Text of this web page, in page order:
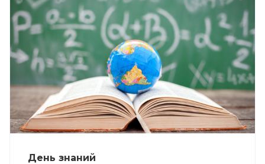
День знаний